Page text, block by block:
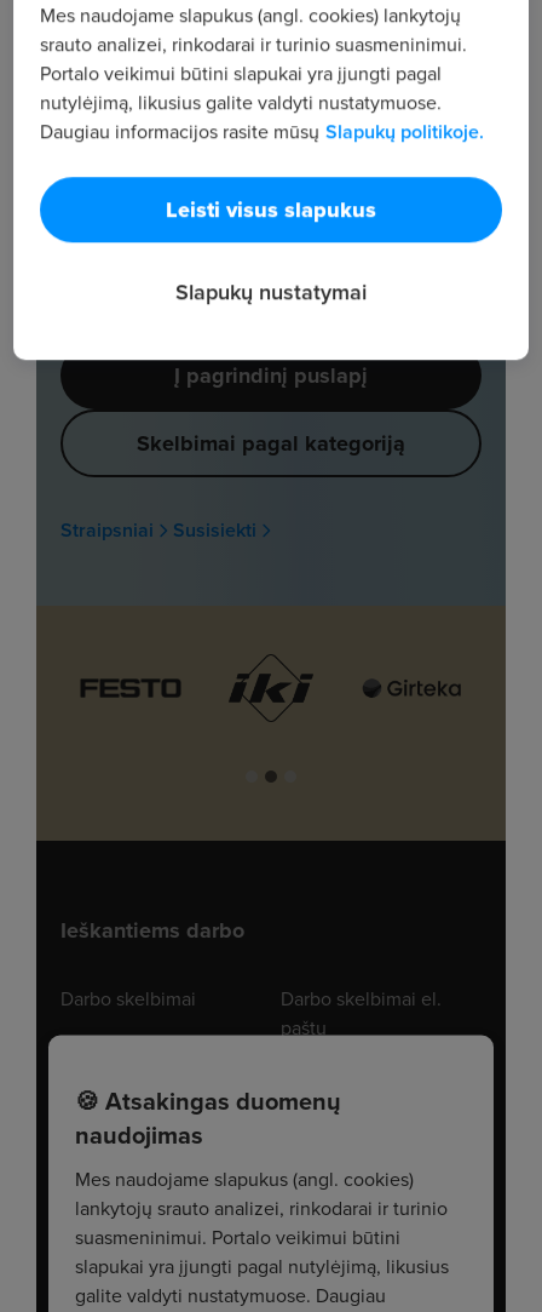
Mes naudojame slapukus (angl. cookies) lankytojų
srauto analizei, rinkodarai ir turinio suasmeninimui.
Portalo veikimui būtini slapukai yra įjungti pagal
nutylėjimą, likusius galite valdyti nustatymuose.
Daugiau informacijos rasite mūsų Slapukų politikoje.
Leisti visus slapukus
Slapukų nustatymai